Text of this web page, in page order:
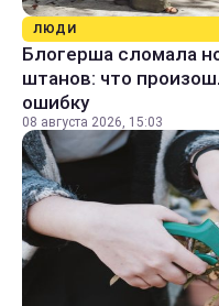
ЛЮДИ
Блогерша сломала
штанов: что
ошибку
08 августа 2026, 15:03